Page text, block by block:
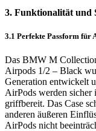
3. Funktionalität und
3.1 Perfekte Passform für
Das BMW M
Airpods 1/2 – Black
Generation entwickelt
AirPods werden sicher
griffbereit. Das Case
anderen äußeren
AirPods nicht